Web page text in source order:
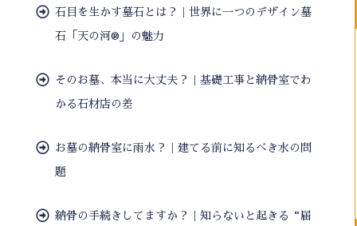
石目を生かす墓石とは？｜世界に一つのデザイン墓
石「天の河®」の魅力
そのお墓、本当に大丈夫？｜基礎工事と納骨室でわ
かる石材店の差
お墓の納骨室に雨水？｜建てる前に知るべき水の問
題
納骨の手続きしてますか？｜知らないと起きる“届